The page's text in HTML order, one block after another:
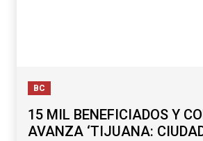
BC
15 MIL BENEFICIADOS Y
AVANZA ‘TIJUANA: